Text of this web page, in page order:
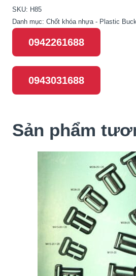
SKU: H85
Danh mục: Chốt khóa nhựa - Plastic
0942261688
0943031688
Sản phẩm